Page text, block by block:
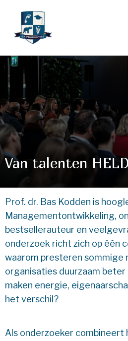
Van talenten
Prof. dr. Bas Kodden is
Managementontwikkeling,
bestsellerauteur en
onderzoek richt zich op één
waarom presteren sommige
organisaties duurzaam beter
maken energie,
het verschil?
Als onderzoeker combineert